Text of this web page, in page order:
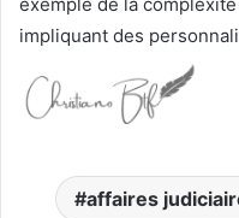
exemple de la
impliquant des
affaires